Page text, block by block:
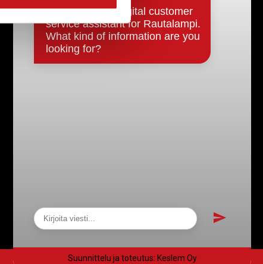
Päätökset, esityslistat & pöytäkirjat
Hallinto
Kunnanhallitus
Kunnanvaltuusto